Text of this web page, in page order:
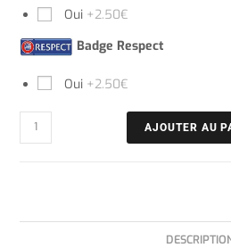
Oui +2.50€
Badge Respect
Oui +2.50€
AJOUTER AU